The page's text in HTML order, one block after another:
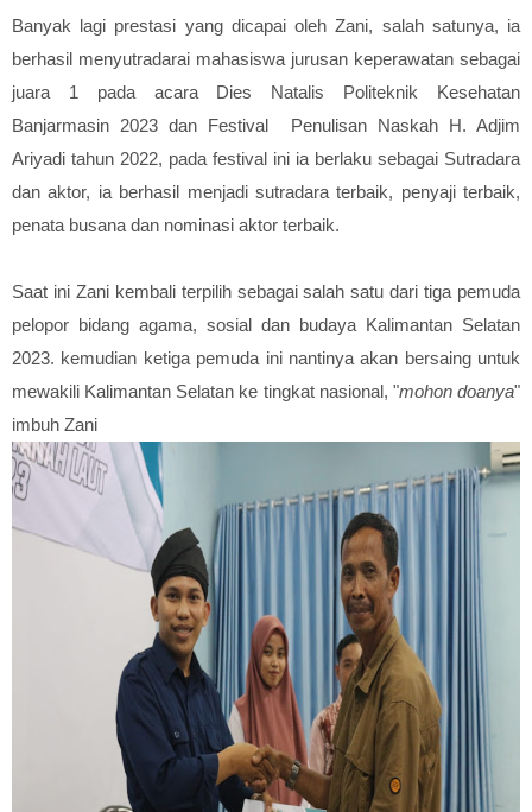
Banyak lagi prestasi yang dicapai oleh Zani, salah satunya, ia
berhasil menyutradarai mahasiswa jurusan keperawatan sebagai
juara 1 pada acara Dies Natalis Politeknik Kesehatan
Banjarmasin 2023 dan Festival Penulisan Naskah H. Adjim
Ariyadi tahun 2022, pada festival ini ia berlaku sebagai Sutradara
dan aktor, ia berhasil menjadi sutradara terbaik, penyaji terbaik,
penata busana dan nominasi aktor terbaik.
Saat ini Zani kembali terpilih sebagai salah satu dari tiga pemuda
pelopor bidang agama, sosial dan budaya Kalimantan Selatan
2023. kemudian ketiga pemuda ini nantinya akan bersaing untuk
mewakili Kalimantan Selatan ke tingkat nasional, "mohon doanya"
imbuh Zani